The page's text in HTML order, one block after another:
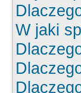
W jaki